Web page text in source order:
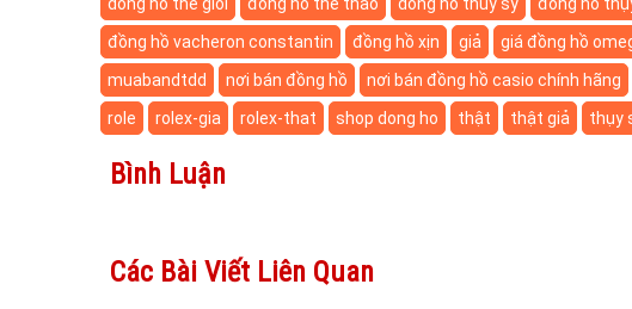
đồng hồ vacheron constantin
đồng hồ xịn giả giá đồng hồ
muabandtdd
nơi bán đồng hồ nơi bán đồng hồ casio chính hãng
role
rolex-gia rolex-that shop dong ho thật thật giả thụy
Bình Luận
Các Bài Viết Liên Quan